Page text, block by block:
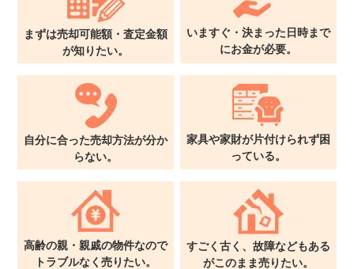
関西支社 0120-711-018
まずは売却可能額・査定金額
が知りたい。
いますぐ・決まった日時まで
にお金が必要。
自分に合った売却方法が分か
らない。
家具や家財が片付けられず困
っている。
高齢の親・親戚の物件なので
トラブルなく売りたい。
すごく古く、故障などもある
がこのまま売りたい。